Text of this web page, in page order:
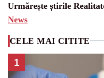
Urmărește știrile
News
CELE MAI CITITE
1